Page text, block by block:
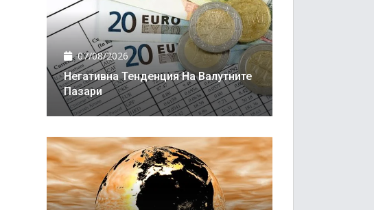
07/08/2026
Негативна Тенденция На Валутните
Пазари